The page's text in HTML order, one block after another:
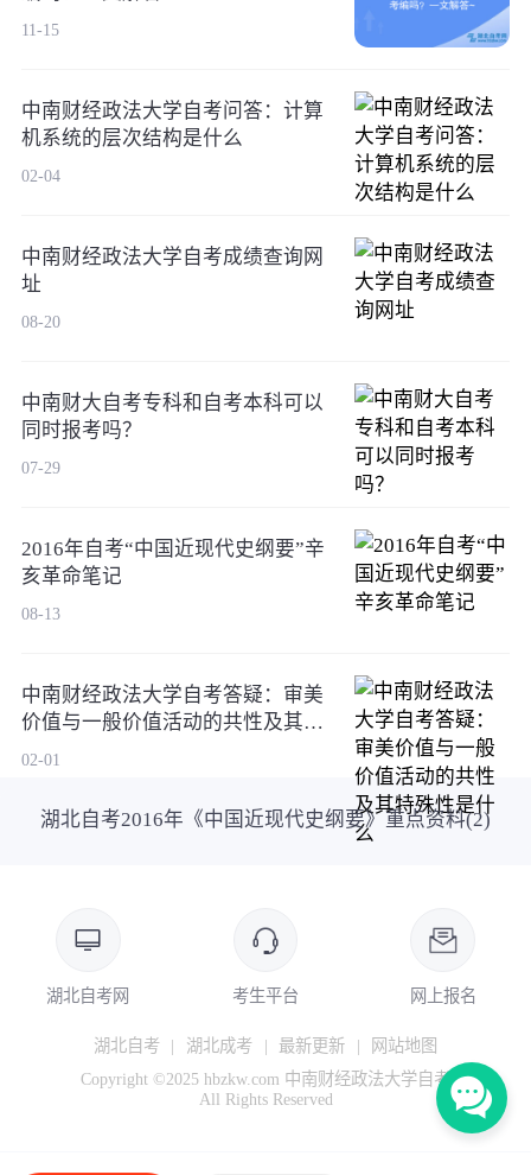
11-15
中南财经政法大学自考问答：计算
机系统的层次结构是什么
02-04
中南财经政法大学自考成绩查询网
址
08-20
中南财大自考专科和自考本科可以
同时报考吗？
07-29
2016年自考“中国近现代史纲要”辛
亥革命笔记
08-13
中南财经政法大学自考答疑：审美
价值与一般价值活动的共性及其特
殊性是什么
02-01
湖北自考2016年《中国近现代史纲要》重点资料(2)
湖北自考网 考生平台 网上报名
湖北自考 | 湖北成考 | 最新更新 |
网站地图
Copyright ©2025 hbzkw.com 中南财经政法大学自考
All Rights Reserved